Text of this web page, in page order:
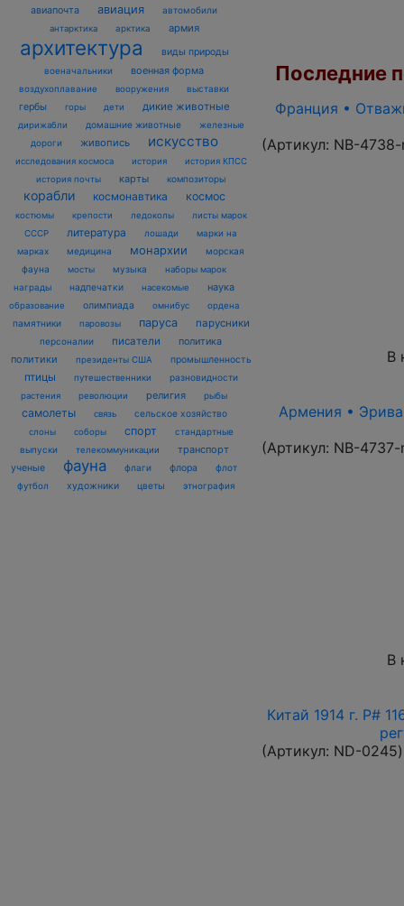
авиапочта авиация автомобили
антарктика арктика армия
архитектура виды природы
военачальники военная форма
воздухоплавание вооружения выставки
гербы горы дети дикие животные
дирижабли домашние животные
железные
дороги
живопись искусство
исследования космоса история
история КПСС
история почты
карты композиторы
корабли космонавтика космос
костюмы крепости ледоколы
листы марок
СССР
литература лошади
марки на
марках
медицина монархии
морская
фауна
мосты музыка наборы марок
награды надпечатки насекомые наука
образование олимпиада омнибус ордена
памятники паровозы паруса парусники
персоналии писатели
политика
политики
президенты США промышленность
птицы путешественники разновидности
растения революции религия рыбы
самолеты связь сельское хозяйство
слоны соборы спорт
стандартные
выпуски
телекоммуникации транспорт
ученые фауна флаги флора
флот
футбол
художники цветы этнография
Последние
Франция •
(Артикул: NB-4738-
В
Армения •
(Артикул: NB-4737-
В
Китай 1914 г. P#
(Артикул: ND-0245)